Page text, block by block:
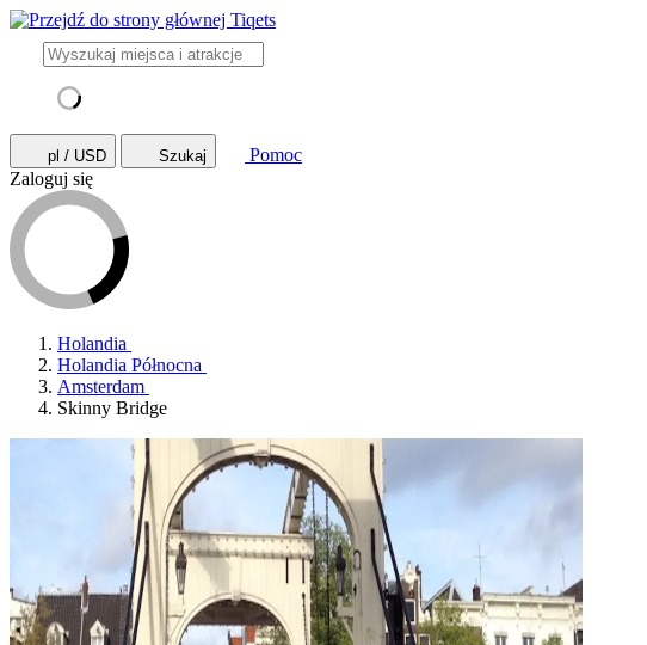
pl / USD Szukaj
Pomoc
Zaloguj się
Holandia
Holandia Północna
Amsterdam
Skinny Bridge